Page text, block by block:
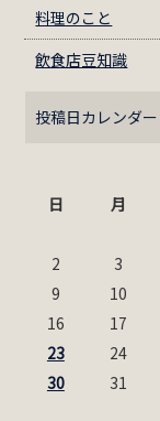
料理のこと
飲食店豆知識
投稿日カレンダー
日
月
2
3
9
10
16
17
23
24
30
31